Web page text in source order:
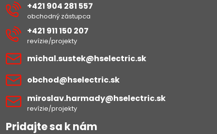
+421 904 281 557
obchodný zástupca
+421 911 150 207
revízie/projekty
michal​.sustek​@hselectric​.sk
obchod​@hselectric​.sk
miroslav​.harmady​@hselectric​.sk
revízie/projekty
Pridajte sa k nám